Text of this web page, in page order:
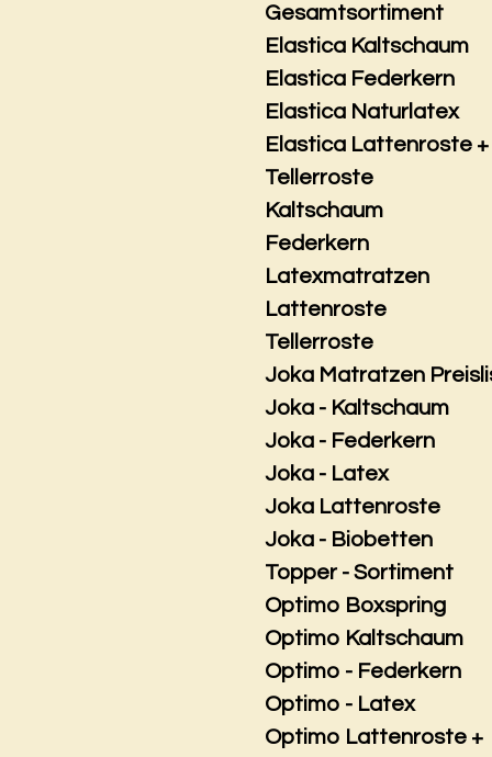
Gesamtsortiment
Elastica Kaltschaum
Elastica Federkern
Elastica Naturlatex
Elastica Lattenroste +
Tellerroste
Kaltschaum
Federkern
Latexmatratzen
Lattenroste
Tellerroste
Joka Matratzen
Joka - Kaltschaum
Joka - Federkern
Joka - Latex
Joka Lattenroste
Joka - Biobetten
Topper - Sortiment
Optimo Boxspring
Optimo Kaltschaum
Optimo - Federkern
Optimo - Latex
Optimo Lattenroste +